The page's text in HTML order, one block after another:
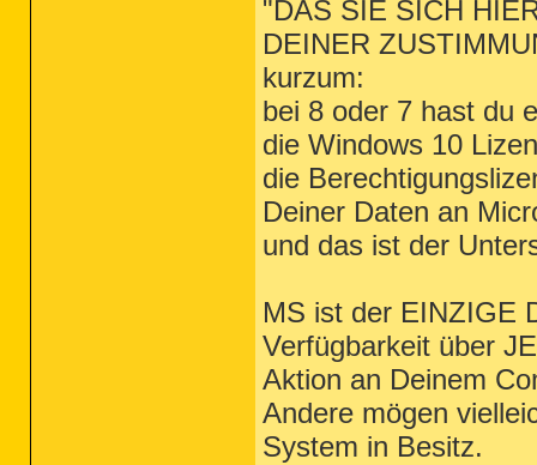
"DAS SIE SICH
DEINER
kurzum:
bei 8 oder 7 hast du
die Windows 10
die
Deiner Daten an
und das ist der
MS ist der EINZIGE
Verfügbarkeit über
Aktion an Deinem
Andere mögen
System in Besitz.